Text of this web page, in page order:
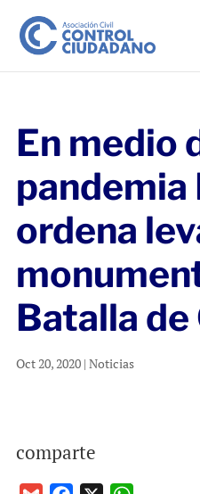
En medio
pandemia
ordena
Batalla
Oct 20, 2020| Noticias
comparte